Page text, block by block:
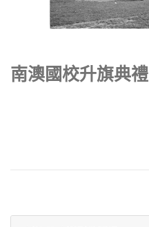
南澳國校升旗典禮